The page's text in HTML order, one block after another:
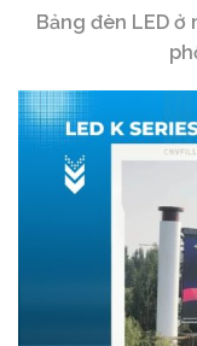
Bảng đèn LED